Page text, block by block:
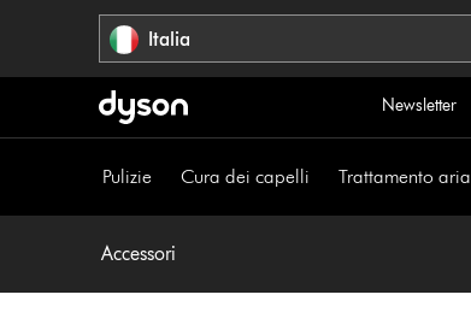
Italia
Newsletter
Pulizie Cura dei capelli Trattamento aria
Accessori